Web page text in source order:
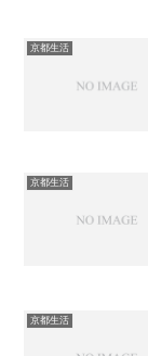
京都生活
京都生活
京都生活